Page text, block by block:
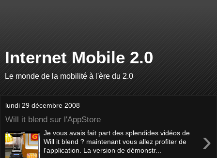
Internet Mobile 2.0
Le monde de la mobilité à l'ère du 2.0
lundi 29 décembre 2008
Will it blend sur l'AppStore
›
Je vous avais fait part des splendides vidéos de
Will it blend ? maintenant vous allez profiter de
l'application. La version de démonstr...